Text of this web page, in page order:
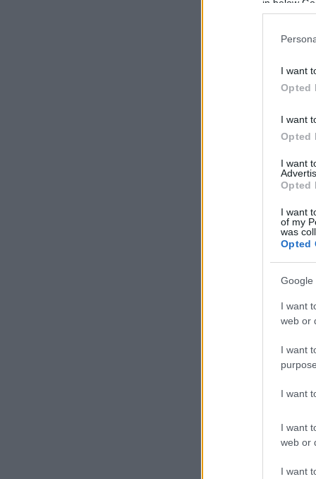
in below
I want
Opted
I want
Opted
I want
Opted
I want
of my
was
Opted
Google
I want
web or
I want
I want
I want
web or
I want